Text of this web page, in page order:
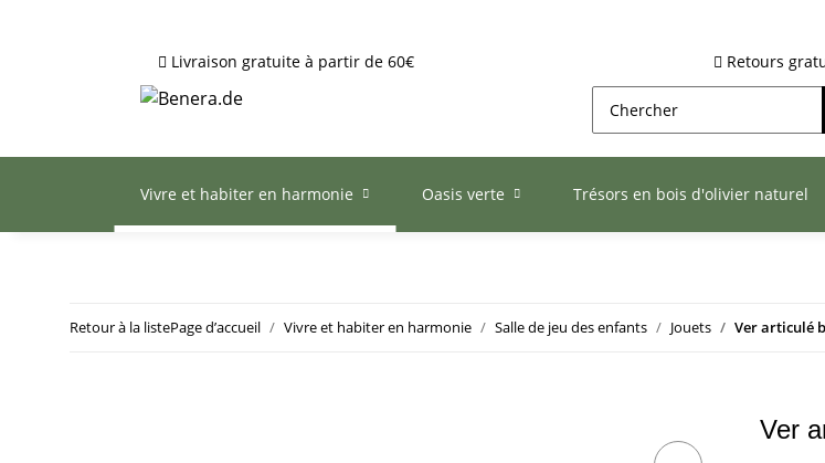
Livraison gratuite à partir de 60€
Retours
Vivre et habiter en harmonie Oasis verte Trésors en bois d'olivier naturel
Retour à la listePage d’accueil Vivre et habiter en harmonie Salle de jeu des enfants Jouets Ver articulé
Ver